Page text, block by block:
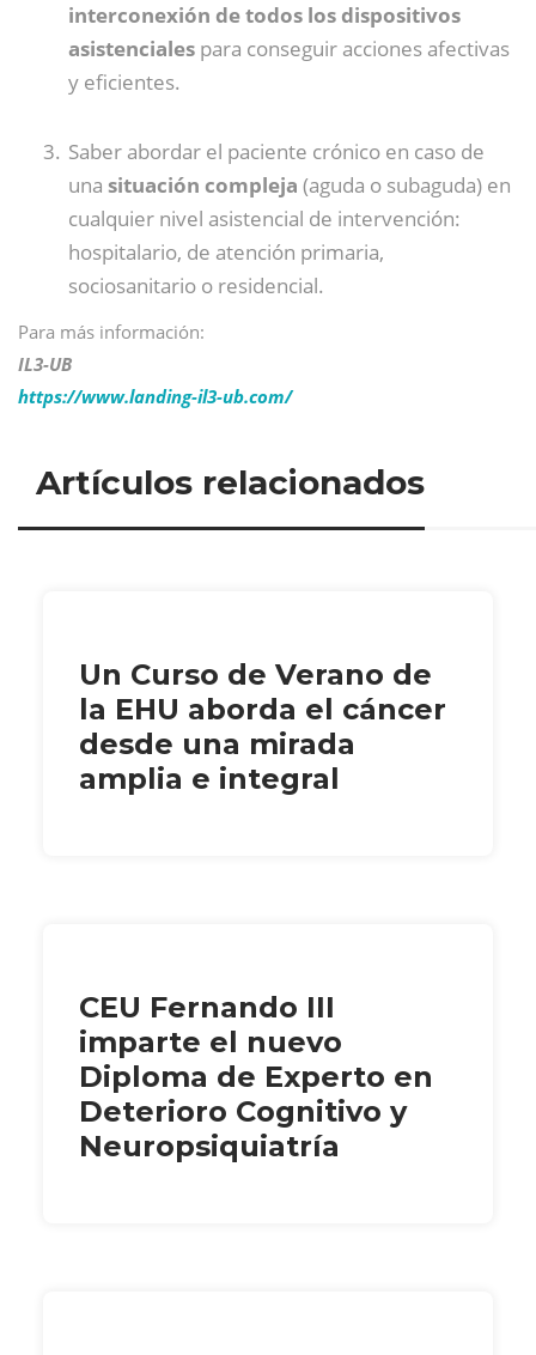
interconexión de todos los dispositivos
asistenciales para conseguir acciones afectivas
y eficientes.
Saber abordar el paciente crónico en caso de
una situación compleja (aguda o subaguda) en
cualquier nivel asistencial de intervención:
hospitalario, de atención primaria,
sociosanitario o residencial.
Para más información:
IL3-UB
https://www.landing-il3-ub.com/
Artículos relacionados
Un Curso de Verano de
la EHU aborda el cáncer
desde una mirada
amplia e integral
CEU Fernando III
imparte el nuevo
Diploma de Experto en
Deterioro Cognitivo y
Neuropsiquiatría